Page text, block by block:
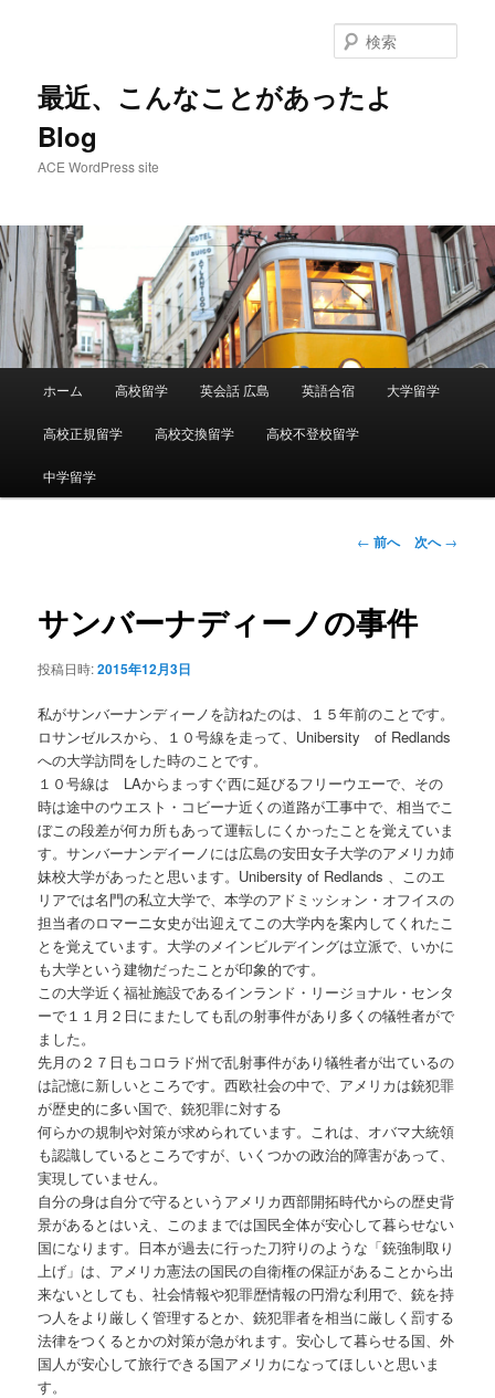
移
動
最近、こんなことがあったよ
Blog
ACE WordPress site
索
ュ
ホーム 高校留学 英会話 広島 英語合宿 大学留学
高校正規留学 高校交換留学 高校不登校留学
中学留学
投
ビ
ゲ
ン
← 前へ 次へ→
サンバーナディーノの事件
投稿日時:2015年12月3日
私がサンバーナンディーノを訪ねたのは、１５年前のことです。
ロサンゼルスから、１０号線を走って、Unibersity of Redlands
への大学訪問をした時のことです。
１０号線は LAからまっすぐ西に延びるフリーウエーで、その
時は途中のウエスト・コビーナ近くの道路が工事中で、相当でこ
ぼこの段差が何カ所もあって運転しにくかったことを覚えていま
す。サンバーナンデイーノには広島の安田女子大学のアメリカ姉
妹校大学があったと思います。Unibersity of Redlands 、このエ
リアでは名門の私立大学で、本学のアドミッシォン・オフイスの
担当者のロマーニ女史が出迎えてこの大学内を案内してくれたこ
とを覚えています。大学のメインビルデイングは立派で、いかに
も大学という建物だったことが印象的です。
この大学近く福祉施設であるインランド・リージョナル・センタ
ーで１１月２日にまたしても乱の射事件があり多くの犠牲者がで
ました。
先月の２７日もコロラド州で乱射事件があり犠牲者が出ているの
は記憶に新しいところです。西欧社会の中で、アメリカは銃犯罪
が歴史的に多い国で、銃犯罪に対する
何らかの規制や対策が求められています。これは、オバマ大統領
も認識しているところですが、いくつかの政治的障害があって、
実現していません。
自分の身は自分で守るというアメリカ西部開拓時代からの歴史背
景があるとはいえ、このままでは国民全体が安心して暮らせない
国になります。日本が過去に行った刀狩りのような「銃強制取り
上げ」は、アメリカ憲法の国民の自衛権の保証があることから出
来ないとしても、社会情報や犯罪歴情報の円滑な利用で、銃を持
つ人をより厳しく管理するとか、銃犯罪者を相当に厳しく罰する
法律をつくるとかの対策が急がれます。安心して暮らせる国、外
国人が安心して旅行できる国アメリカになってほしいと思いま
す。